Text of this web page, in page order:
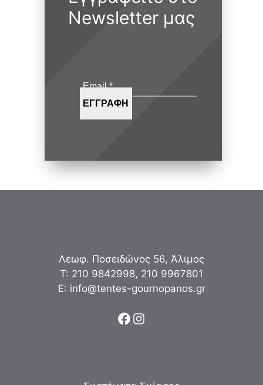
Newsletter μας
Λεωφ. Ποσειδώνος 56, Άλιμος
Τ: 210 9842998, 210 9967801
Ε: info@tentes-gournopanos.gr
Facebook
Instagram